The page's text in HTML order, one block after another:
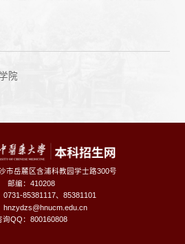
院
市岳麓区含浦科教园学士路300号
邮编：410208
0731-85381117、85381101
hnzydzs@hnucm.edu.cn
询QQ：800160808